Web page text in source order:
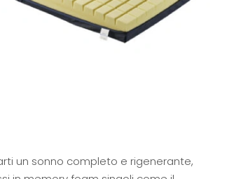
un sonno completo e rigenerante,